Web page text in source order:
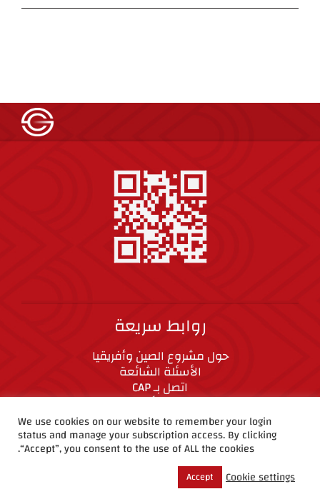
روابط سريعة
حول مشروع الصين وأفريقيا
الأسئلة الشائعة
اتصل بـ CAP
المعايير الأخلاقية
We use cookies on our website to remember your login
status and manage your subscription access. By clicking
“Accept”, you consent to the use of ALL the cookies.
Cookie settings
Accept